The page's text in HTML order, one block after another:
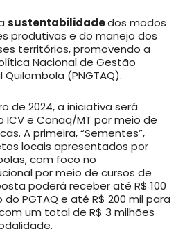
sustentabilidadedos modos
produtivas e do manejo dos
territórios, promovendo a
Nacional de Gestão
(PNGTAQ).
de 2024, a iniciativa será
e Conaq/MT por meio de
A primeira, “Sementes”,
locais apresentados por
com foco no
por meio de cursos de
poderá receber até R$ 100
PGTAQ e até R$ 200 mil para
um total de R$ 3 milhões